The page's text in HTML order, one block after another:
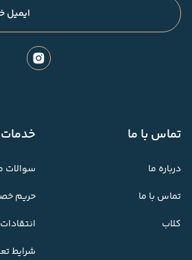
تماس با ما
درباره ما
تماس با ما
کلاب
سوالات
حریم
شرایط